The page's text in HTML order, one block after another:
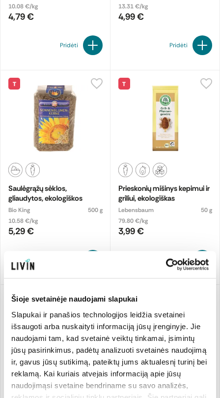
Šioje svetainėje naudojami slapukai
Slapukai ir panašios technologijos leidžia svetainei
išsaugoti arba nuskaityti informaciją jūsų įrenginyje. Jie
naudojami tam, kad svetainė veiktų tinkamai, įsimintų
jūsų pasirinkimus, padėtų analizuoti svetainės naudojimą
ir, gavus jūsų sutikimą, pateiktų jums aktualesnį turinį bei
reklamą. Kai kuriais atvejais informaciją apie jūsų
naudojimąsi svetaine bendriname su savo analizės,
10.08 €/kg
4,79 €
Pridėti
13.31 €/kg
4,99 €
Pridėti
T
Saulėgrąžų sėklos,
gliaudytos, ekologiškos
Bio King
500 g
10.58 €/kg
5,29 €
T
Prieskonių mišinys kepimui ir
griliui, ekologiškas
Lebensbaum
50 g
79.80 €/kg
3,99 €
Pridėti
T T